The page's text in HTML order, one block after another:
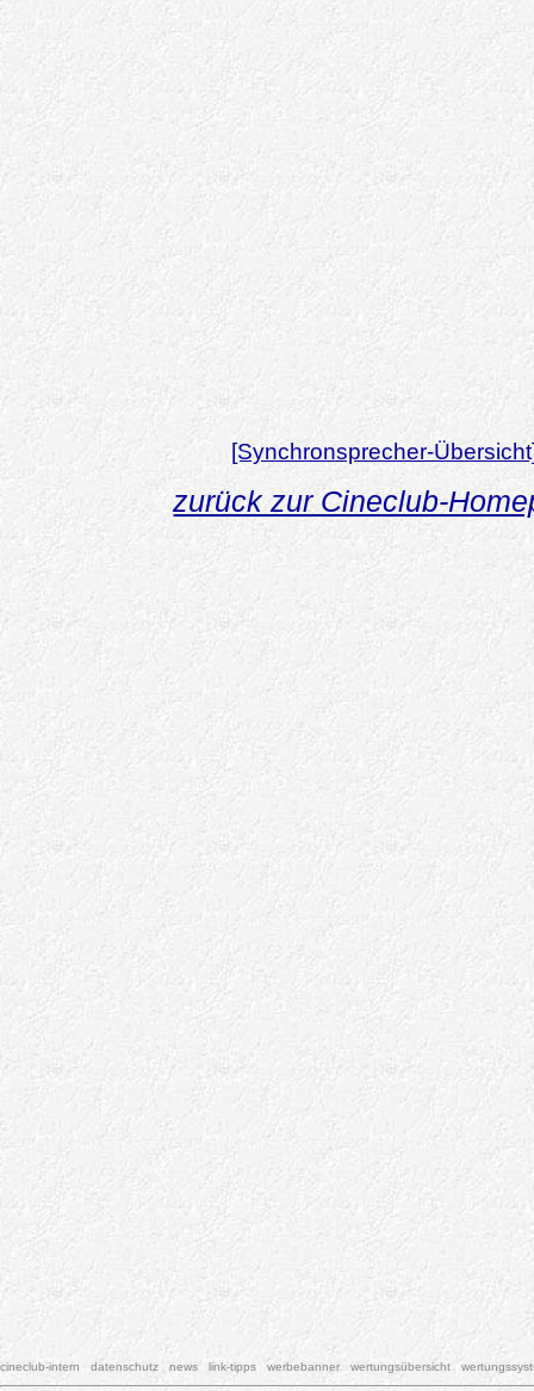
[Synchronsprecher-
zurück zur Cineclub-
cineclub-intern datenschutz news link-tipps werbebanner wertungsübersicht